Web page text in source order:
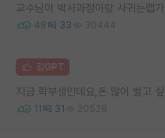
교수님이 박사과정이랑 사귀는랩
48 33 30444
김GPT
11 31 20528